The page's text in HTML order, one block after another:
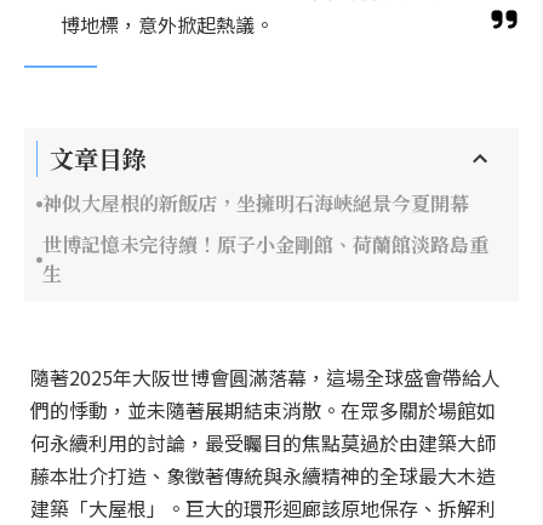
博地標，意外掀起熱議。
文章目錄
神似大屋根的新飯店，坐擁明石海峽絕景今夏開幕
世博記憶未完待續！原子小金剛館、荷蘭館淡路島重
生
隨著2025年大阪世博會圓滿落幕，這場全球盛會帶給人
們的悸動，並未隨著展期結束消散。在眾多關於場館如
何永續利用的討論，最受矚目的焦點莫過於由建築大師
藤本壯介打造、象徵著傳統與永續精神的全球最大木造
建築「大屋根」。巨大的環形迴廊該原地保存、拆解利